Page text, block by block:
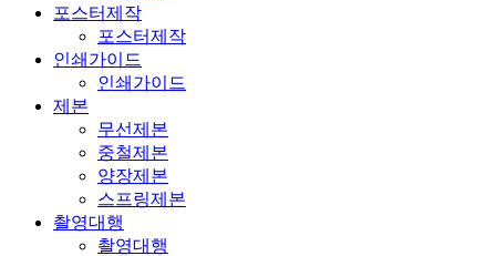
포스터제작
포스터제작
인쇄가이드
인쇄가이드
제본
무선제본
중철제본
양장제본
스프링제본
촬영대행
촬영대행